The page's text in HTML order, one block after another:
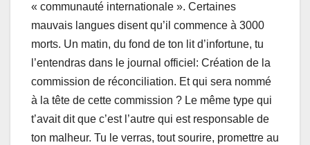
« communauté internationale ». Certaines
mauvais langues disent qu’il commence à 3000
morts. Un matin, du fond de ton lit d’infortune, tu
l’entendras dans le journal officiel: Création de la
commission de réconciliation. Et qui sera nommé
à la tête de cette commission ? Le même type qui
t’avait dit que c’est l’autre qui est responsable de
ton malheur. Tu le verras, tout sourire, promettre au